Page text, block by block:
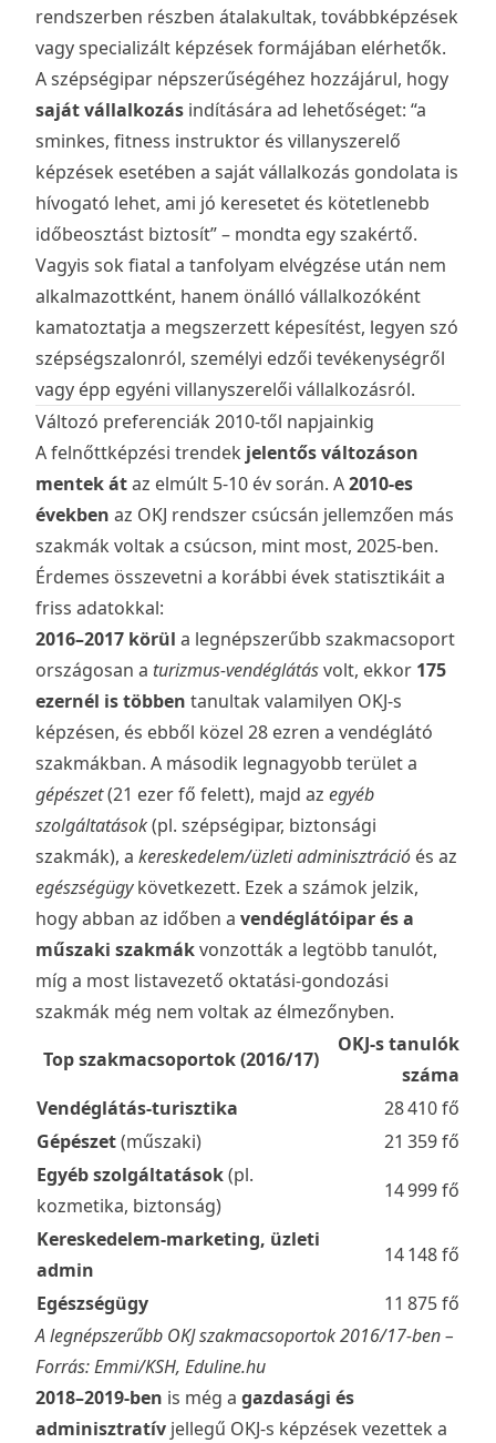
rendszerben részben átalakultak, továbbképzések
vagy specializált képzések formájában elérhetők.
A szépségipar népszerűségéhez hozzájárul, hogy
saját vállalkozás indítására ad lehetőséget: “a
sminkes, fitness instruktor és villanyszerelő
képzések esetében a saját vállalkozás gondolata is
hívogató lehet, ami jó keresetet és kötetlenebb
időbeosztást biztosít” – mondta egy szakértő.
Vagyis sok fiatal a tanfolyam elvégzése után nem
alkalmazottként, hanem önálló vállalkozóként
kamatoztatja a megszerzett képesítést, legyen szó
szépségszalonról, személyi edzői tevékenységről
vagy épp egyéni villanyszerelői vállalkozásról.
Változó preferenciák 2010-től napjainkig
A felnőttképzési trendek jelentős változáson
mentek átaz elmúlt 5-10 év során. A2010-es
években az OKJ rendszer csúcsán jellemzően más
szakmák voltak a csúcson, mint most, 2025-ben.
Érdemes összevetni a korábbi évek statisztikáit a
friss adatokkal:
2016–2017 körül a legnépszerűbb szakmacsoport
országosan a turizmus-vendéglátásvolt, ekkor 175
ezernél is többen tanultak valamilyen OKJ-s
képzésen, és ebből közel 28 ezren a vendéglátó
szakmákban. A második legnagyobb terület a
gépészet(21 ezer fő felett), majd az egyéb
szolgáltatások(pl. szépségipar, biztonsági
szakmák), a kereskedelem/üzleti adminisztráció és az
egészségügykövetkezett. Ezek a számok jelzik,
hogy abban az időben a vendéglátóipar és a
műszaki szakmákvonzották a legtöbb tanulót,
míg a most listavezető oktatási-gondozási
szakmák még nem voltak az élmezőnyben.
Top szakmacsoportok (2016/17)
OKJ-s tanulók
száma
Vendéglátás-turisztika
28 410 fő
Gépészet(műszaki)
21 359 fő
Egyéb szolgáltatások(pl.
kozmetika, biztonság)
14 999 fő
Kereskedelem-marketing, üzleti
admin
14 148 fő
Egészségügy
11 875 fő
A legnépszerűbb OKJ szakmacsoportok 2016/17-ben –
Forrás: Emmi/KSH, Eduline.hu
2018–2019-ben is még a gazdasági és
adminisztratív jellegű OKJ-s képzések vezettek a